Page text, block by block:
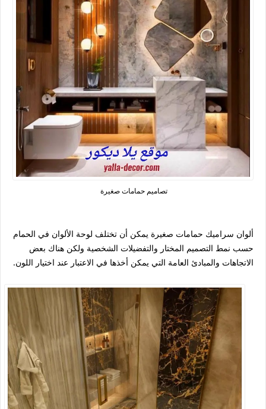
تصاميم حمامات صغيرة
ألوان سراميك حمامات صغيرة يمكن أن تختلف لوحة الألوان في الحمام
حسب نمط التصميم المختار والتفضيلات الشخصية ولكن هناك بعض
الاتجاهات والمبادئ العامة التي يمكن أخذها في الاعتبار عند اختيار اللون.